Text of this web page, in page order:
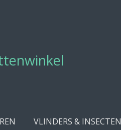
VLINDERS & INSECTEN